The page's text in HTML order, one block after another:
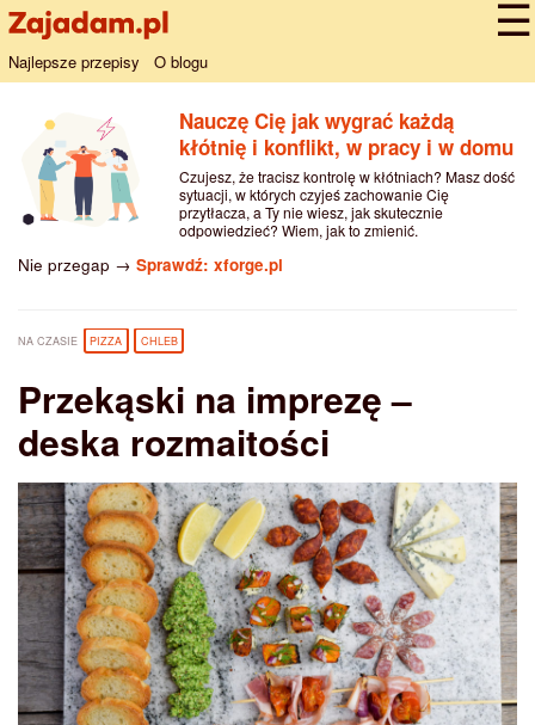
Najlepsze przepisy O blogu
Nauczę Cię jak wygrać każdą
kłótnię i konflikt, w pracy i w domu
Czujesz, że tracisz kontrolę w kłótniach? Masz dość
sytuacji, w których czyjeś zachowanie Cię
przytłacza, a Ty nie wiesz, jak skutecznie
odpowiedzieć? Wiem, jak to zmienić.
Nie przegap → Sprawdź: xforge.pl
NA CZASIE PIZZA CHLEB
Przekąski na imprezę –
deska rozmaitości